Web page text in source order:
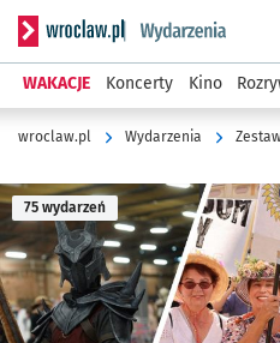
Serwis informacyjny
WAKACJE Koncerty Kino
wroclaw.pl Wydarzenia
75 wydarzeń